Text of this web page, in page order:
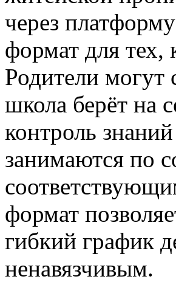
через
формат для тех,
Родители могут
школа берёт на
контроль
занимаются по
формат
гибкий график
ненавязчивым.